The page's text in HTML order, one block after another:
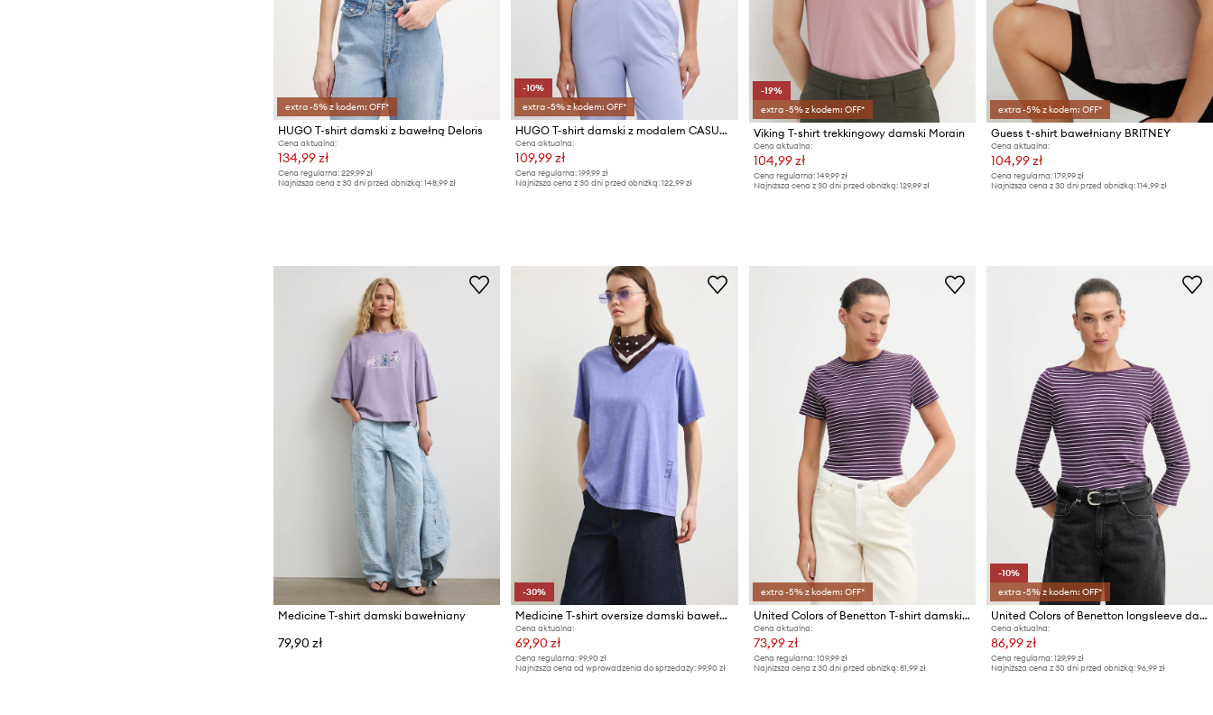
extra -5% z kodem: OFF*
HUGO T-shirt damski z bawełną Deloris
Cena aktualna:
134,99 zł
Cena regularna: 229,99 zł
Najniższa cena z 30 dni przed obniżką: 148,99 zł
-10%
extra -5% z kodem: OFF*
HUGO T-shirt damski z modalem CASUAL T-SHIRT
Cena aktualna:
109,99 zł
Cena regularna: 199,99 zł
Najniższa cena z 30 dni przed obniżką: 122,99 zł
-19%
extra -5% z kodem: OFF*
Viking T-shirt trekkingowy damski Morain
Cena aktualna:
104,99 zł
Cena regularna: 149,99 zł
Najniższa cena z 30 dni przed obniżką: 129,99 zł
extra -5% z kodem: OFF*
Guess t-shirt bawełniany BRITNEY
Cena aktualna:
104,99 zł
Cena regularna: 179,99 zł
Najniższa cena z 30 dni przed obniżką: 114,99 zł
Medicine T-shirt damski bawełniany
79,90 zł
-30%
Medicine T-shirt oversize damski bawełniany
Cena aktualna:
69,90 zł
Cena regularna: 99,90 zł
Najniższa cena od wprowadzenia do sprzedaży: 99,90 zł
extra -5% z kodem: OFF*
United Colors of Benetton T-shirt damski bawełniany
Cena aktualna:
73,99 zł
Cena regularna: 109,99 zł
Najniższa cena z 30 dni przed obniżką: 81,99 zł
-10%
extra -5% z kodem: OFF*
United Colors of Benetton longsleeve damski bawełniany
Cena aktualna:
86,99 zł
Cena regularna: 129,99 zł
Najniższa cena z 30 dni przed obniżką: 96,99 zł